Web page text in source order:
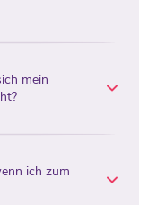
mein
ich zum